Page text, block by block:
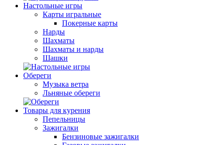
Настольные игры
Карты игральные
Покерные карты
Нарды
Шахматы
Шахматы и нарды
Шашки
Обереги
Музыка ветра
Льняные обереги
Товары для курения
Пепельницы
Зажигалки
Бензиновые зажигалки